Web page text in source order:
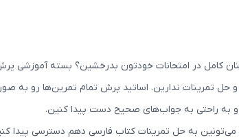
کامل در امتحانات خودتون بدرخشین؟ بسته آموزشی
و حل تمرینات ندارین. اساتید پرش تمام تمرین‌ها رو
به راحتی به جواب‌های صحیح دست پیدا کنین.
به حل تمرینات کتاب فارسی دهم دسترسی پیدا